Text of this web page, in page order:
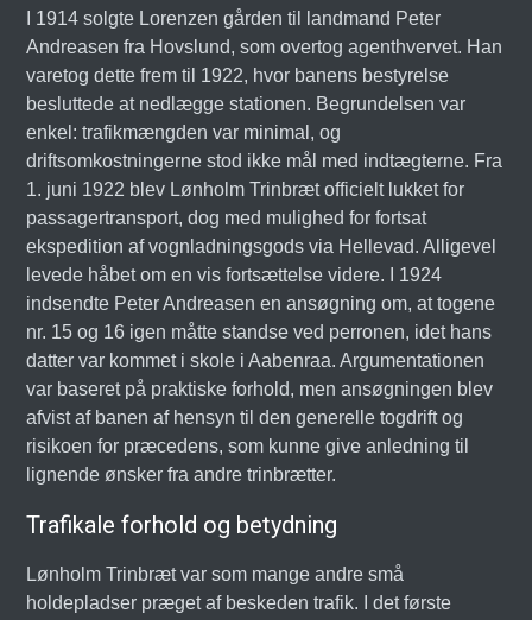
I 1914 solgte Lorenzen gården til landmand Peter
Andreasen fra Hovslund, som overtog agenthvervet. Han
varetog dette frem til 1922, hvor banens bestyrelse
besluttede at nedlægge stationen. Begrundelsen var
enkel: trafikmængden var minimal, og
driftsomkostningerne stod ikke mål med indtægterne. Fra
1. juni 1922 blev Lønholm Trinbræt officielt lukket for
passagertransport, dog med mulighed for fortsat
ekspedition af vognladningsgods via Hellevad. Alligevel
levede håbet om en vis fortsættelse videre. I 1924
indsendte Peter Andreasen en ansøgning om, at togene
nr. 15 og 16 igen måtte standse ved perronen, idet hans
datter var kommet i skole i Aabenraa. Argumentationen
var baseret på praktiske forhold, men ansøgningen blev
afvist af banen af hensyn til den generelle togdrift og
risikoen for præcedens, som kunne give anledning til
lignende ønsker fra andre trinbrætter.
Trafikale forhold og betydning
Lønholm Trinbræt var som mange andre små
holdepladser præget af beskeden trafik. I det første